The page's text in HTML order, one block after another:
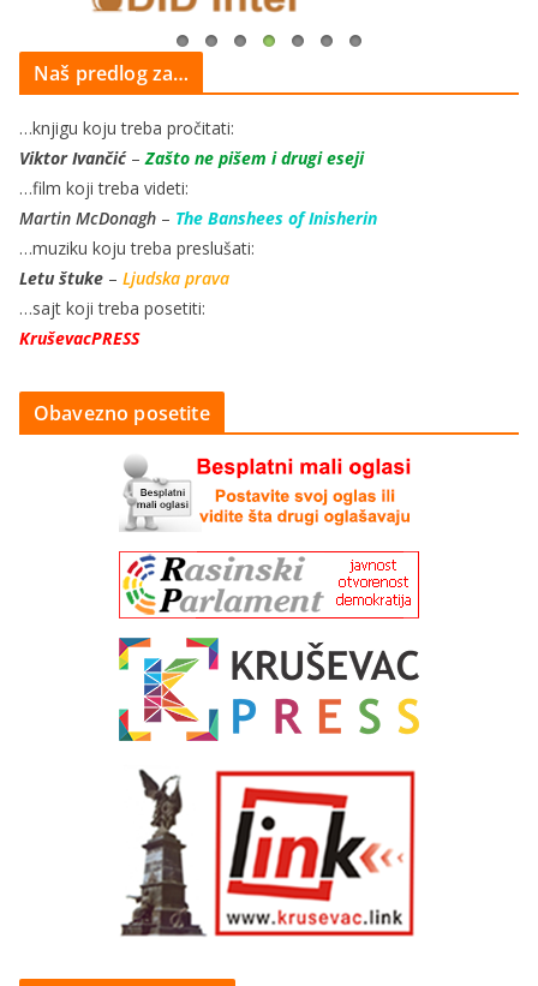
Naš predlog za…
…knjigu koju treba pročitati:
Viktor Ivančić–Zašto ne pišem i drugi eseji
…film koji treba videti:
Martin McDonagh – The Banshees of Inisherin
…muziku koju treba preslušati:
Letu štuke – Ljudska prava
…sajt koji treba posetiti:
KruševacPRESS
Obavezno posetite